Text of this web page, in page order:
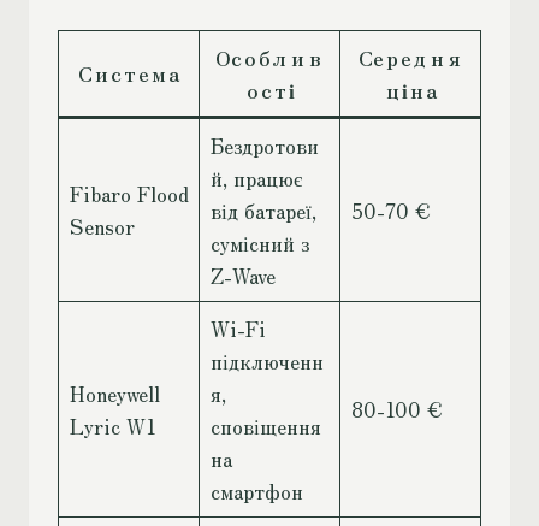
Система
Особлив
ості
Середня
ціна
Fibaro Flood
Sensor
Бездротови
й, працює
від батареї,
сумісний з
Z-Wave
50-70 €
Honeywell
Lyric W1
Wi-Fi
підключенн
я,
сповіщення
на
смартфон
80-100 €